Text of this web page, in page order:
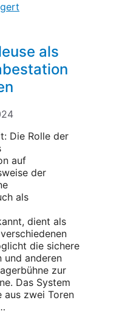
als
Die Rolle der
auf
der
als
dient als
die sichere
und anderen
zur
Das System
aus zwei Toren